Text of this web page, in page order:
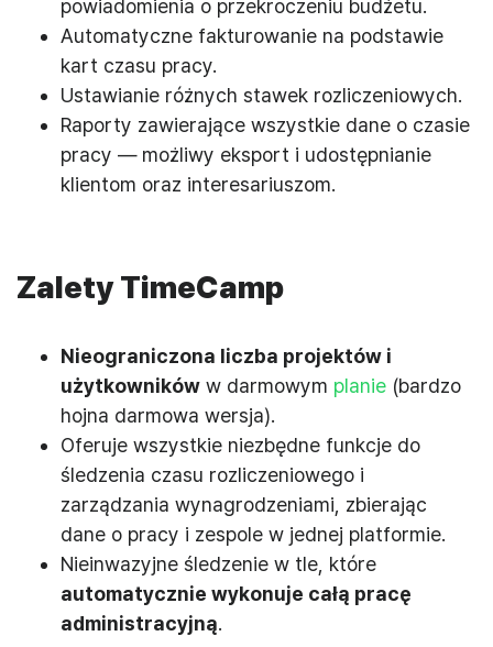
powiadomienia o przekroczeniu budżetu.
Automatyczne fakturowanie na podstawie
kart czasu pracy.
Ustawianie różnych stawek rozliczeniowych.
Raporty zawierające wszystkie dane o czasie
pracy — możliwy eksport i udostępnianie
klientom oraz interesariuszom.
Zalety TimeCamp
Nieograniczona liczba projektów i
użytkowników w darmowym planie (bardzo
hojna darmowa wersja).
Oferuje wszystkie niezbędne funkcje do
śledzenia czasu rozliczeniowego i
zarządzania wynagrodzeniami, zbierając
dane o pracy i zespole w jednej platformie.
Nieinwazyjne śledzenie w tle, które
automatycznie wykonuje całą pracę
administracyjną.